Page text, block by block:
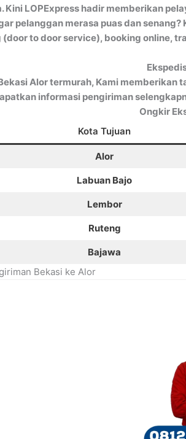
Kini LOPExpress hadir memberikan
pelanggan merasa puas dan
to door service), booking online,
Alor termurah, Kami
informasi pengiriman
Ongkir
Kota Tujuan
Alor
Labuan Bajo
Lembor
Ruteng
Bajawa
Bekasi ke Alor